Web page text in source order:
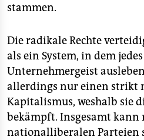
stammen.
Die radikale Rechte
als ein System, in dem
Unternehmergeist
allerdings nur einen strikt
Kapitalismus, weshalb sie
bekämpft. Insgesamt kann
nationalliberalen Parteien